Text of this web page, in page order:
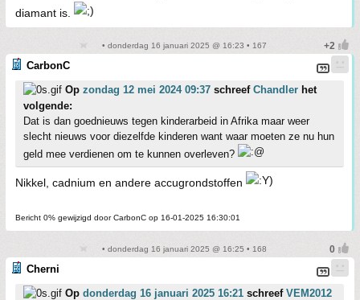
diamant is.
• donderdag 16 januari 2025 @ 16:23 • 167
CarbonC
Op zondag 12 mei 2024 09:37 schreef Chandler het
volgende:
Dat is dan goednieuws tegen kinderarbeid in Afrika maar weer
slecht nieuws voor diezelfde kinderen want waar moeten ze nu hun
geld mee verdienen om te kunnen overleven?
Nikkel, cadnium en andere accugrondstoffen
Bericht 0% gewijzigd door CarbonC op 16-01-2025 16:30:01
• donderdag 16 januari 2025 @ 16:25 • 168
Cherni
Op donderdag 16 januari 2025 16:21 schreef VEM2012